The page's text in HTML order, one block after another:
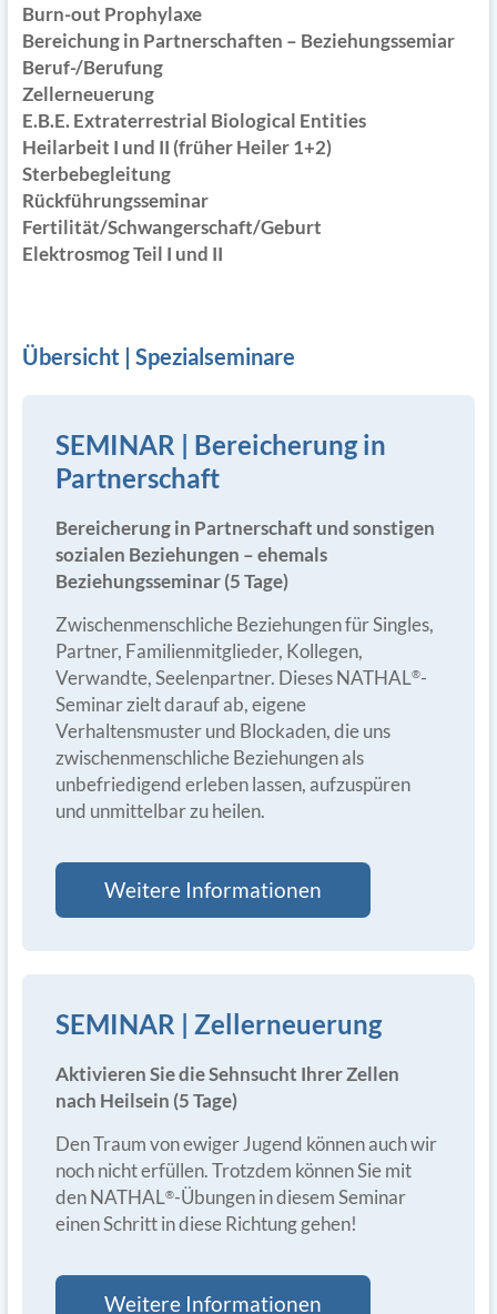
Burn-out Prophylaxe
Bereichung in Partnerschaften – Beziehungssemiar
Beruf-/Berufung
Zellerneuerung
E.B.E. Extraterrestrial Biological Entities
Heilarbeit I und II (früher Heiler 1+2)
Sterbebegleitung
Rückführungsseminar
Fertilität/Schwangerschaft/Geburt
Elektrosmog Teil I und II
Übersicht | Spezialseminare
SEMINAR | Bereicherung in
Partnerschaft
Bereicherung in Partnerschaft und sonstigen
sozialen Beziehungen – ehemals
Beziehungsseminar (5 Tage)
Zwischenmenschliche Beziehungen für Singles,
Partner, Familienmitglieder, Kollegen,
Verwandte, Seelenpartner. Dieses NATHAL®-
Seminar zielt darauf ab, eigene
Verhaltensmuster und Blockaden, die uns
zwischenmenschliche Beziehungen als
unbefriedigend erleben lassen, aufzuspüren
und unmittelbar zu heilen.
Weitere Informationen
SEMINAR | Zellerneuerung
Aktivieren Sie die Sehnsucht Ihrer Zellen
nach Heilsein (5 Tage)
Den Traum von ewiger Jugend können auch wir
noch nicht erfüllen. Trotzdem können Sie mit
den NATHAL®-Übungen in diesem Seminar
einen Schritt in diese Richtung gehen!
Weitere Informationen